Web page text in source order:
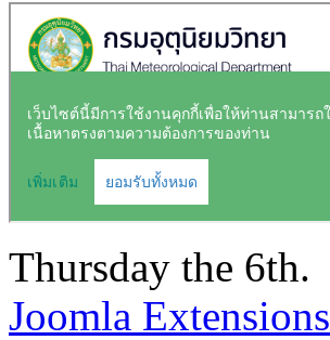
Thursday the 6th.
Joomla Extensions